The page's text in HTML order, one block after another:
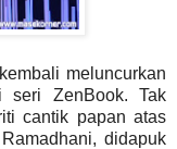
meluncurkan
seri ZenBook. Tak
cantik papan atas
didapuk